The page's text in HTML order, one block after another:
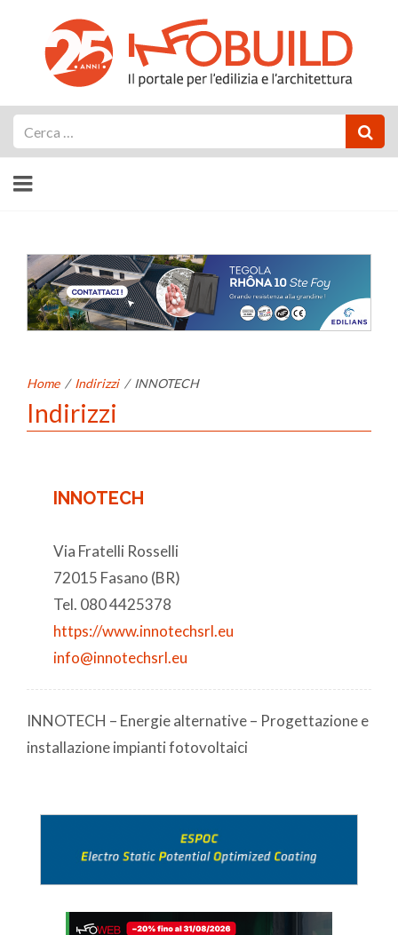
Home / Indirizzi / INNOTECH
Indirizzi
INNOTECH
Via Fratelli Rosselli
72015 Fasano (BR)
Tel. 080 4425378
https://www.innotechsrl.eu
info@innotechsrl.eu
INNOTECH – Energie alternative – Progettazione e
installazione impianti fotovoltaici